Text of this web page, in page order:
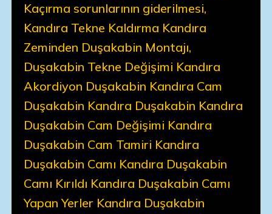
Kaçırma sorunlarının giderilmesi,
Kandıra Tekne Kaldırma Kandıra
Zeminden Duşakabin Montajı,
Duşakabin Tekne Değişimi Kandıra
Akordiyon Duşakabin Kandıra Cam
Duşakabin Kandıra Duşakabin Kandıra
Duşakabin Cam Değişimi Kandıra
Duşakabin Cam Tamiri Kandıra
Duşakabin Camı Kandıra Duşakabin
Camı Kırıldı Kandıra Duşakabin Camı
Yapan Yerler Kandıra Duşakabin